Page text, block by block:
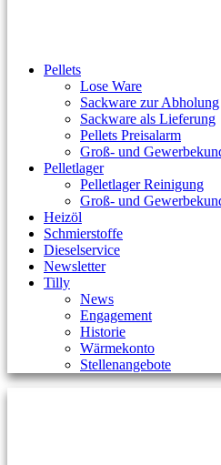
Pellets
Lose Ware
Sackware zur Abholung
Sackware als Lieferung
Pellets Preisalarm
Groß- und
Pelletlager
Pelletlager Reinigung
Groß- und
Heizöl
Schmierstoffe
Dieselservice
Newsletter
Tilly
News
Engagement
Historie
Wärmekonto
Stellenangebote